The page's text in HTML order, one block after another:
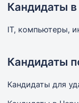
Кандидаты в
IT, компьютеры,
Кандидаты
Кандидаты для